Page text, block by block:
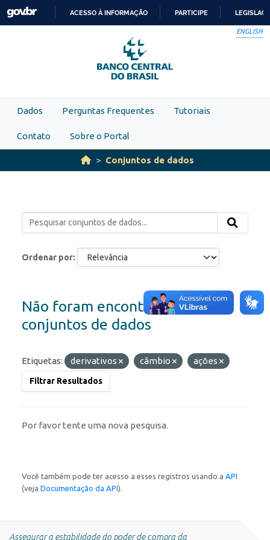
Skip to main content
PARA
O
CONTEÚDO
ACESSO À INFORMAÇÃO PARTICIPE
ENGLISH
Dados Perguntas Frequentes Tutoriais
Contato Sobre o Portal
Conjuntos de dados
Ordenar por
Não foram encontrados
conjuntos de dados
Etiquetas: derivativos câmbio ações
Filtrar Resultados
Por favor tente uma nova pesquisa.
Você também pode ter acesso a esses registros usando a API
(veja Documentação da API).
Assegurar a estabilidade do poder de compra da